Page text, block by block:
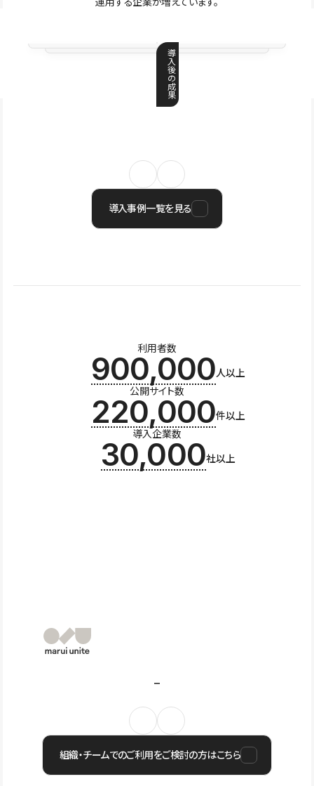
導
入
後
の
成
果
導入事例一覧を見る
利用者数
900,000人以上
公開サイト数
220,000件以上
導入企業数
30,000社以上
組織・チームでのご利用をご検討の方はこちら